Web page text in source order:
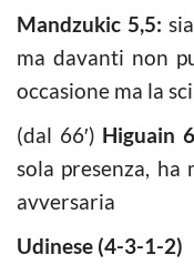
Mandzukic 5,5:
ma davanti non
occasione ma la
(dal 66′) Higuain
sola presenza, ha
avversaria
Udinese (4-3-1-2)